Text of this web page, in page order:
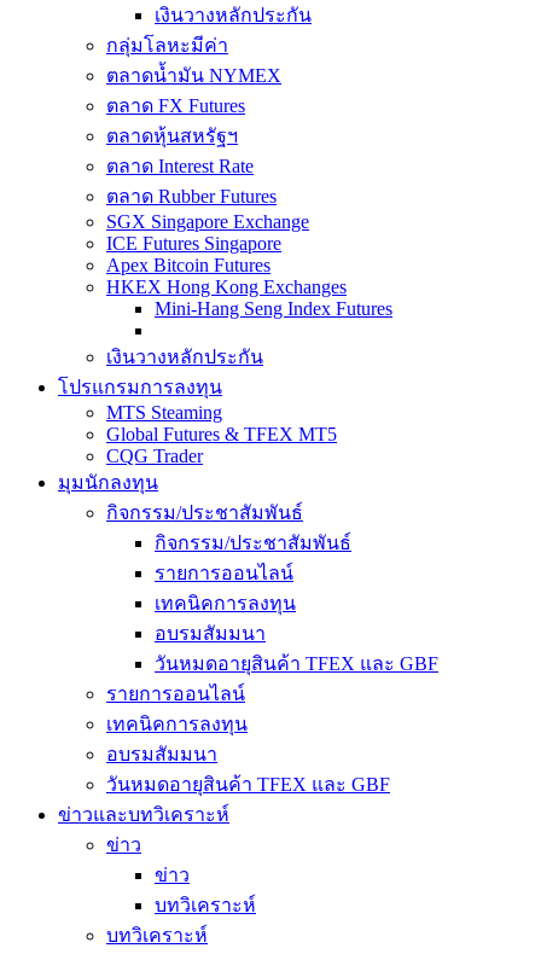
เงินวางหลักประกัน
กลุ่มโลหะมีค่า
ตลาดน้ำมัน NYMEX
ตลาด FX Futures
ตลาดหุ้นสหรัฐฯ
ตลาด Interest Rate
ตลาด Rubber Futures
SGX Singapore Exchange
ICE Futures Singapore
Apex Bitcoin Futures
HKEX Hong Kong Exchanges
Mini-Hang Seng Index Futures
เงินวางหลักประกัน
โปรแกรมการลงทุน
MTS Steaming
Global Futures & TFEX MT5
CQG Trader
มุมนักลงทุน
กิจกรรม/ประชาสัมพันธ์
กิจกรรม/ประชาสัมพันธ์
รายการออนไลน์
เทคนิคการลงทุน
อบรมสัมมนา
วันหมดอายุสินค้า TFEX และ GBF
รายการออนไลน์
เทคนิคการลงทุน
อบรมสัมมนา
วันหมดอายุสินค้า TFEX และ GBF
ข่าวและบทวิเคราะห์
ข่าว
ข่าว
บทวิเคราะห์
บทวิเคราะห์